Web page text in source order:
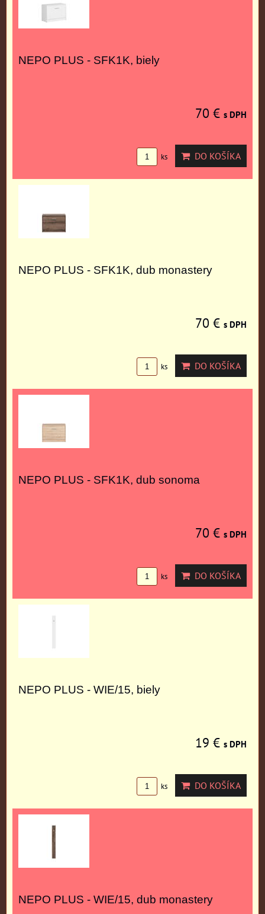
NEPO PLUS - SFK1K, biely
70 € s DPH
ks DO KOŠÍKA
NEPO PLUS - SFK1K, dub monastery
70 € s DPH
ks DO KOŠÍKA
NEPO PLUS - SFK1K, dub sonoma
70 € s DPH
ks DO KOŠÍKA
NEPO PLUS - WIE/15, biely
19 € s DPH
ks DO KOŠÍKA
NEPO PLUS - WIE/15, dub monastery